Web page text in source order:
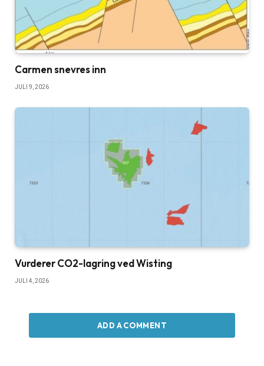
Carmen snevres inn
JULI 9, 2026
Vurderer CO2-lagring ved Wisting
JULI 4, 2026
ADD A COMMENT